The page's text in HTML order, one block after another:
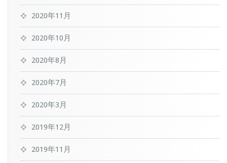
2020年11月
2020年10月
2020年8月
2020年7月
2020年3月
2019年12月
2019年11月